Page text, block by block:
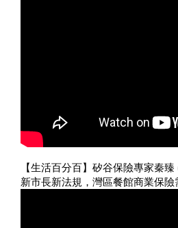
【生活百分百】矽谷保險專家秦
新市長新法規，灣區餐館商業保險